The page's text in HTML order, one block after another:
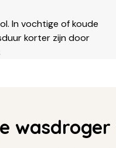
In vochtige of koude
korter zijn door